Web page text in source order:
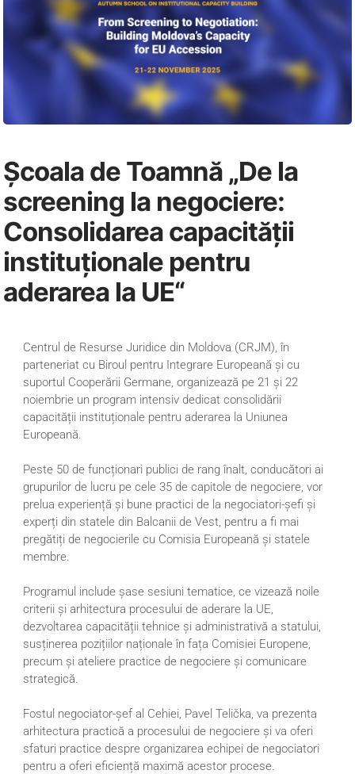
Școala de Toamnă „De la
screening la negociere:
Consolidarea capacității
instituționale pentru
aderarea la UE“
Centrul de Resurse Juridice din Moldova (CRJM), în
parteneriat cu Biroul pentru Integrare Europeană și cu
suportul Cooperării Germane, organizează pe 21 și 22
noiembrie un program intensiv dedicat consolidării
capacității instituționale pentru aderarea la Uniunea
Europeană.
Peste 50 de funcționari publici de rang înalt, conducători ai
grupurilor de lucru pe cele 35 de capitole de negociere, vor
prelua experiență și bune practici de la negociatori-șefi și
experți din statele din Balcanii de Vest, pentru a fi mai
pregătiți de negocierile cu Comisia Europeană și statele
membre.
Programul include șase sesiuni tematice, ce vizează noile
criterii și arhitectura procesului de aderare la UE,
dezvoltarea capacității tehnice și administrativă a statului,
susținerea pozițiilor naționale în fața Comisiei Europene,
precum și ateliere practice de negociere și comunicare
strategică.
Fostul negociator-șef al Cehiei, Pavel Telička, va prezenta
arhitectura practică a procesului de negociere și va oferi
sfaturi practice despre organizarea echipei de negociatori
pentru a oferi eficiență maximă acestor procese.